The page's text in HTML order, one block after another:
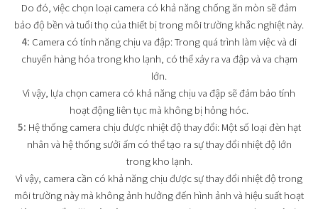
Do đó, việc chọn loại camera có khả năng chống ăn mòn sẽ đảm
bảo độ bền và tuổi thọ của thiết bị trong môi trường khắc nghiệt này.
4: Camera có tính năng chịu va đập: Trong quá trình làm việc và di
chuyển hàng hóa trong kho lạnh, có thể xảy ra va đập và va chạm
lớn.
Vì vậy, lựa chọn camera có khả năng chịu va đập sẽ đảm bảo tính
hoạt động liên tục mà không bị hỏng hóc.
5: Hệ thống camera chịu được nhiệt độ thay đổi: Một số loại đèn hạt
nhân và hệ thống sưởi ấm có thể tạo ra sự thay đổi nhiệt độ lớn
trong kho lạnh.
Vì vậy, camera cần có khả năng chịu được sự thay đổi nhiệt độ trong
môi trường này mà không ảnh hưởng đến hình ảnh và hiệu suất hoạt